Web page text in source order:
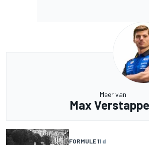
Meer van
Max
FORMULE 11 d